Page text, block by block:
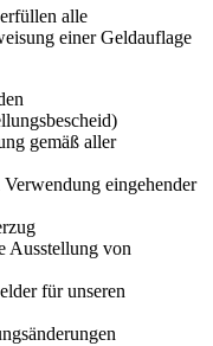
alle
einer Geldauflage
gemäß aller
eingehender
Ausstellung von
für unseren